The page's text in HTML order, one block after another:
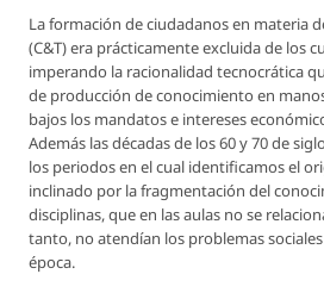
La formación de ciudadanos en materia
(C&T) era prácticamente excluida de los
imperando la racionalidad tecnocrática
de producción de conocimiento en
bajos los mandatos e intereses
Además las décadas de los 60 y 70 de
los periodos en el cual identificamos el
inclinado por la fragmentación del
disciplinas, que en las aulas no se
tanto, no atendían los problemas
época.